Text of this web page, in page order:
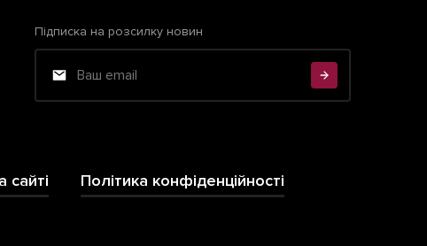
Підписка на розсилку новин
сайті Політика конфіденційності